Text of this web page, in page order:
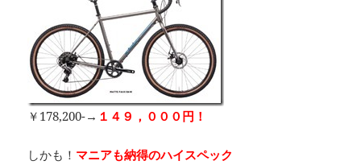
￥178,200-→ １４９，０００円！
しかも！ マニアも納得のハイスペック